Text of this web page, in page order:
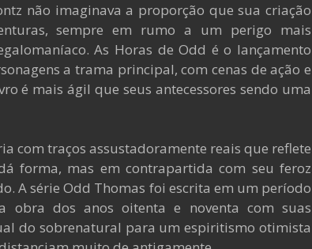
não imaginava a proporção que sua criação
sempre em rumo a um perigo mais
As Horas de Odd é o lançamento
a trama principal, com cenas de ação e
é mais ágil que seus antecessores sendo uma
com traços assustadoramente reais que reflete
forma, mas em contrapartida com seu feroz
A série Odd Thomas foi escrita em um período
obra dos anos oitenta e noventa com suas
do sobrenatural para um espiritismo otimista